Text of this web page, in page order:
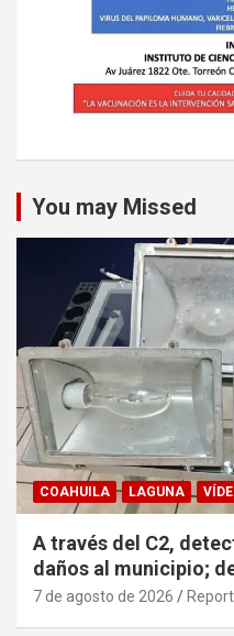
You may Missed
COAHUILA LAGUNA
A través del C2,
daños al municipio;
7 de agosto de 2026